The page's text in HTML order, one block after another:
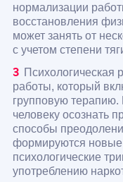
нормализации
восстановления
может занять от
с учетом степени
Психологическая
работы, который
групповую терапию.
человеку осознать
способы
формируются новые
психологические
употреблению